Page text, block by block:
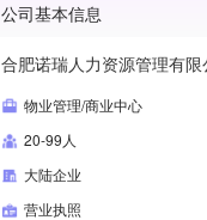
公司基本信息
合肥诺瑞人力资源管理有限
物业管理/商业中心
20-99人
大陆企业
营业执照